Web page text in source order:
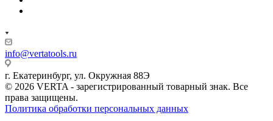
info@vertatools.ru
г. Екатеринбург, ул. Окружная 88Э
© 2026 VERTA - зарегистрированный товарный знак. Все
права защищены.
Политика обработки персональных данных